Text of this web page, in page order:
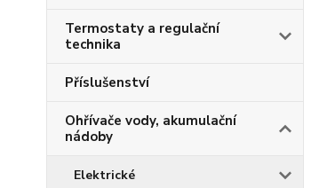
Termostaty a regulační
technika
Příslušenství
Ohřívače vody, akumulační
nádoby
Elektrické